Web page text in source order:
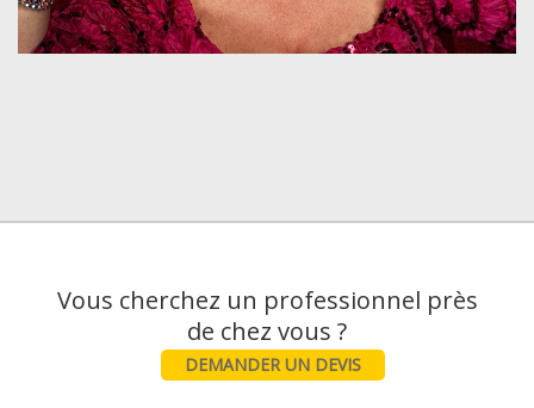
Vous cherchez un professionnel près
DEMANDER UN DEVIS